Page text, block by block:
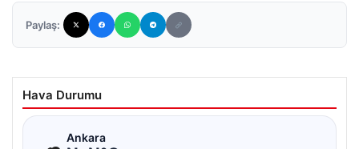
Paylaş:
Hava Durumu
Ankara